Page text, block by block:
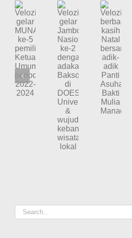
Pondok
Putri
Duyung
Ancol
Velozity
gelar
MUNAS
pemilihan
Ketua
Umum
Velozity
gelar
Jambore
Nasional
dengan
adakan
Baksos
DOES
University
Velozity
berbagi
kasih
Natal
bersama
adik-
Panti
Asuhan
Search
for: